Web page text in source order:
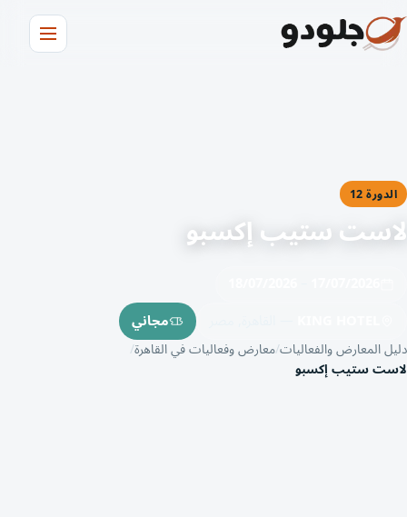
الدورة 12
لاست ستيب إكسبو
مجاني
دليل المعارض والفعالياتمعارض وفعاليات في القاهرة
لاست ستيب إكسبو